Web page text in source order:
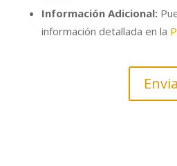
Información Adicional:
información detallada en la